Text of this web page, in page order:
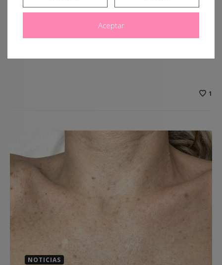
últimos años. Hoy, en muchos casos, ya no se trata
1
NOTICIAS
Aceptar